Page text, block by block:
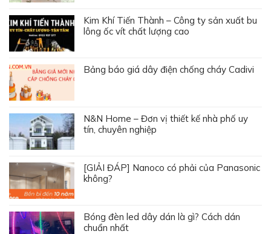
Kim Khí Tiến Thành – Công ty sản xuất bu
lông ốc vít chất lượng cao
Bảng báo giá dây điện chống cháy Cadivi
N&N Home – Đơn vị thiết kế nhà phố uy
tín, chuyên nghiệp
[GIẢI ĐÁP] Nanoco có phải của Panasonic
không?
Bóng đèn led dây dán là gì? Cách dán
chuẩn nhất